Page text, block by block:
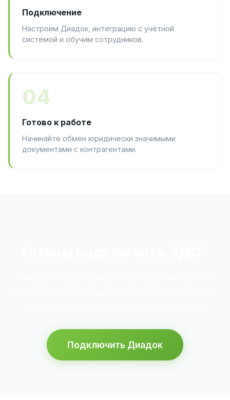
Подключение
Настроим Диадок, интеграцию с учётной
системой и обучим сотрудников.
04
Готово к работе
Начинайте обмен юридически значимыми
документами с контрагентами.
Подключить Диадок